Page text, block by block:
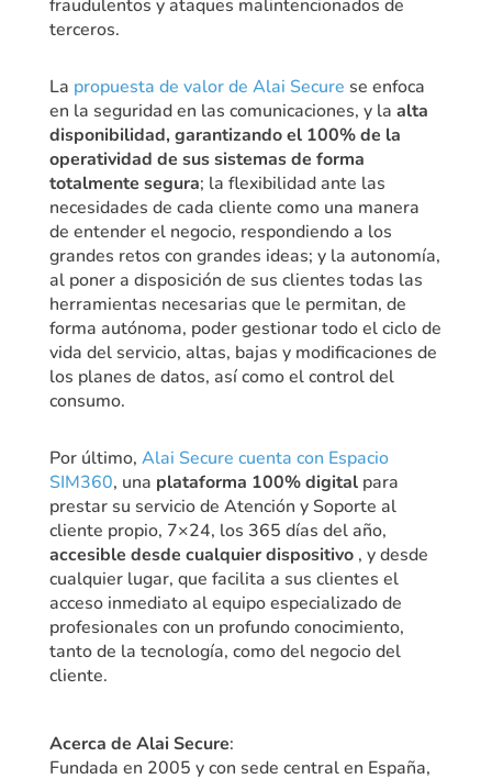
fraudulentos y ataques malintencionados de
terceros.
La propuesta de valor de Alai Secure se enfoca
en la seguridad en las comunicaciones, y la alta
disponibilidad, garantizando el 100% de la
operatividad de sus sistemas de forma
totalmente segura; la flexibilidad ante las
necesidades de cada cliente como una manera
de entender el negocio, respondiendo a los
grandes retos con grandes ideas; y la autonomía,
al poner a disposición de sus clientes todas las
herramientas necesarias que le permitan, de
forma autónoma, poder gestionar todo el ciclo de
vida del servicio, altas, bajas y modificaciones de
los planes de datos, así como el control del
consumo.
​Por último, Alai Secure cuenta con Espacio
SIM360, una plataforma 100% digitalpara
prestar su servicio de Atención y Soporte al
cliente propio, 7×24, los 365 días del año,
accesible desde cualquier dispositivo, y desde
cualquier lugar, que facilita a sus clientes el
acceso inmediato al equipo especializado de
profesionales con un profundo conocimiento,
tanto de la tecnología, como del negocio del
cliente.
Acerca de Alai Secure:
Fundada en 2005 y con sede central en España,